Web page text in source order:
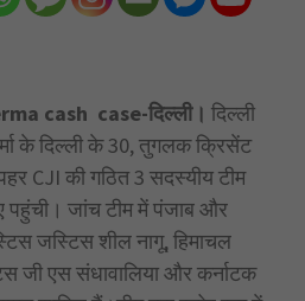
cash case-दिल्ली। दिल्ली
के दिल्ली के 30, तुगलक क्रिसेंट
CJI की गठित 3 सदस्यीय टीम
जांच टीम में पंजाब और
जस्टिस शील नागू, हिमाचल
जी एस संधावालिया और कर्नाटक